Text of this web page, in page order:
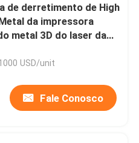
de derretimento de High
da impressora
metal 3D do laser da
s
USD/unit
Fale Conosco